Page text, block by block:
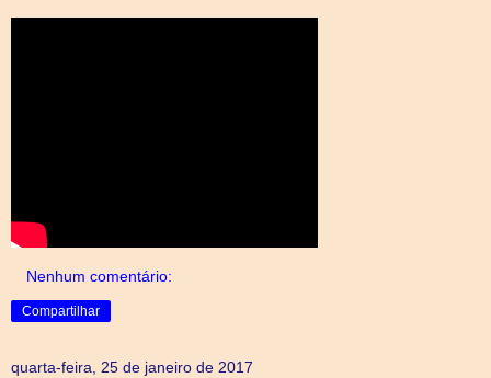
Nenhum comentário:
Compartilhar
quarta-feira, 25 de janeiro de 2017